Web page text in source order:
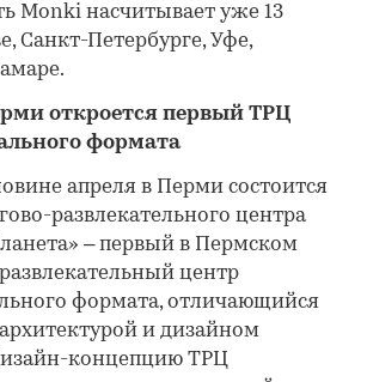
Monki насчитывает уже 13
Санкт-Петербурге, Уфе,
откроется первый ТРЦ
формата
апреля в Перми состоится
развлекательного центра
– первый в Пермском
центр
формата, отличающийся
и дизайном
концепцию ТРЦ